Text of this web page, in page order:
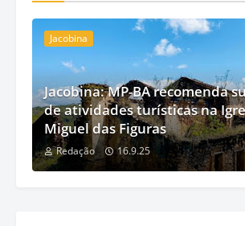
Jacobina
Jacobina: MP-BA recomenda
de atividades turísticas na
Miguel das Figuras
Redação 16.9.25